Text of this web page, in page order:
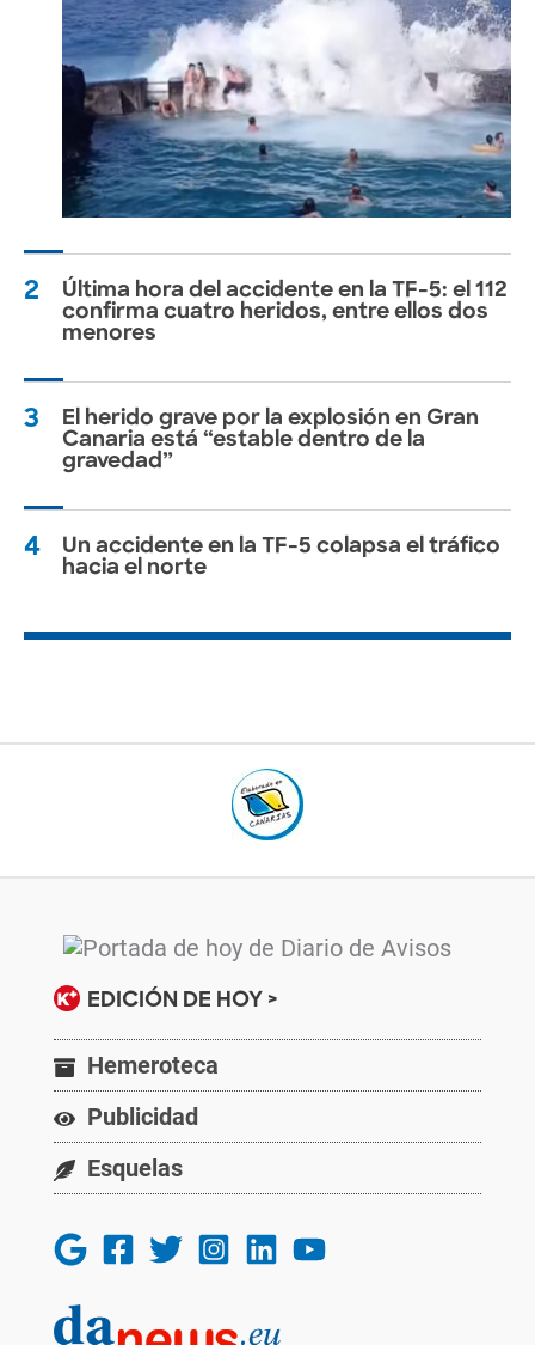
2
Última hora del accidente en la TF-5: el 112
confirma cuatro heridos, entre ellos dos
menores
3
El herido grave por la explosión en Gran
Canaria está “estable dentro de la
gravedad”
4
Un accidente en la TF-5 colapsa el tráfico
hacia el norte
EDICIÓN DE HOY >
Hemeroteca
Publicidad
Esquelas